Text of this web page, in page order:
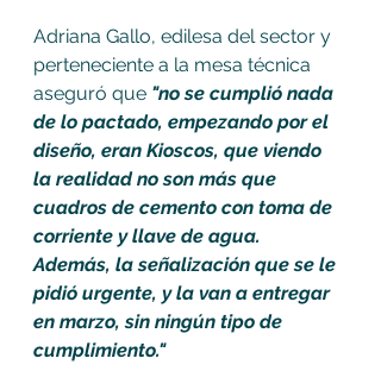
Adriana Gallo, edilesa del sector y
perteneciente a la mesa técnica
aseguró que "no se cumplió nada
de lo pactado, empezando por el
diseño, eran Kioscos, que viendo
la realidad no son más que
cuadros de cemento con toma de
corriente y llave de agua.
Además, la señalización que se le
pidió urgente, y la van a entregar
en marzo, sin ningún tipo de
cumplimiento."